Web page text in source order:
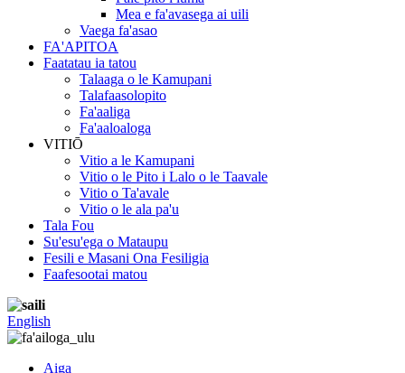
Mea e fa'avasega ai uili
Vaega fa'asao
FA'APITOA
Faatatau ia tatou
Talaaga o le Kamupani
Talafaasolopito
Fa'aaliga
Fa'aaloaloga
VITIŌ
Vitio a le Kamupani
Vitio o le Pito i Lalo o le Taavale
Vitio o Ta'avale
Vitio o le ala pa'u
Tala Fou
Su'esu'ega o Mataupu
Fesili e Masani Ona Fesiligia
Faafesootai matou
English
Aiga